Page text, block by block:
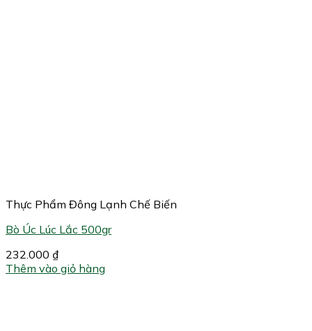
Thực Phẩm Đông Lạnh Chế Biến
Bò Úc Lúc Lắc 500gr
232.000 ₫
Thêm vào giỏ hàng